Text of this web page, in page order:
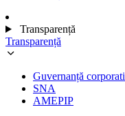
Transparență
Transparență
Guvernanță
SNA
AMEPIP